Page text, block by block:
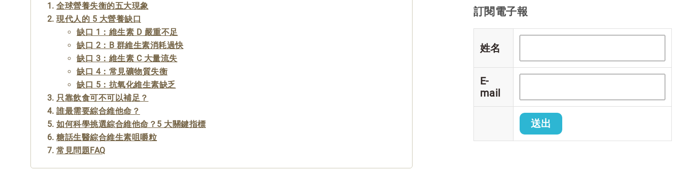
全球營養失衡的五大現象
現代人的 5 大營養缺口
缺口 1：維生素 D 嚴重不足
缺口 2：B 群維生素消耗過快
缺口 3：維生素 C 大量流失
缺口 4：常見礦物質失衡
缺口 5：抗氧化維生素缺乏
只靠飲食可不可以補足？
誰最需要綜合維他命？
如何科學挑選綜合維他命？5 大關鍵指標
糖話生醫綜合維生素咀嚼粒
常見問題FAQ
訂閱電子報
姓名
E-
mail
送出